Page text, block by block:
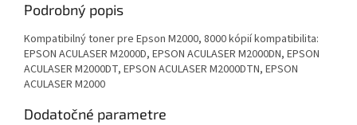
Podrobný popis
Kompatibilný toner pre Epson M2000, 8000 kópií kompatibilita:
EPSON ACULASER M2000D, EPSON ACULASER M2000DN, EPSON
ACULASER M2000DT, EPSON ACULASER M2000DTN, EPSON
ACULASER M2000
Dodatočné parametre